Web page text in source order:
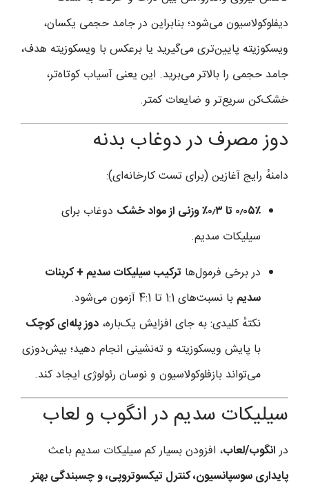
دیفلوکولاسیون می‌شود؛ بنابراین در جامد حجمی یکسان،
ویسکوزیته پایین‌تری می‌گیرید یا برعکس با ویسکوزیته هدف،
جامد حجمی را بالاتر می‌برید. این یعنی آسیاب کوتاه‌تر،
خشک‌کن سریع‌تر و ضایعات کمتر.
دوز مصرف در دوغاب بدنه
دامنهٔ رایج آغازین (برای تست کارخانه‌ای):
۰٫۰۵٪ تا ۰٫۳٪ وزنی از مواد خشک
دوغاب برای
سیلیکات سدیم.
در برخی فرمول‌ها ترکیب سیلیکات سدیم + کربنات
سدیم با نسبت‌های 1:1 تا 4:1 آزمون می‌شود.
نکتهٔ کلیدی: به جای افزایش یک‌باره، دوز پله‌ای کوچک
با پایش ویسکوزیته و ته‌نشینی انجام دهید؛ بیش‌دوزی
می‌تواند بازفلوکولاسیون و نوسان رئولوژی ایجاد کند.
سیلیکات سدیم در انگوب و لعاب
درانگوب/لعاب، افزودن بسیار کم سیلیکات سدیم باعث
پایداری سوسپانسیون، کنترل تیکسوتروپی، و چسبندگی بهتر